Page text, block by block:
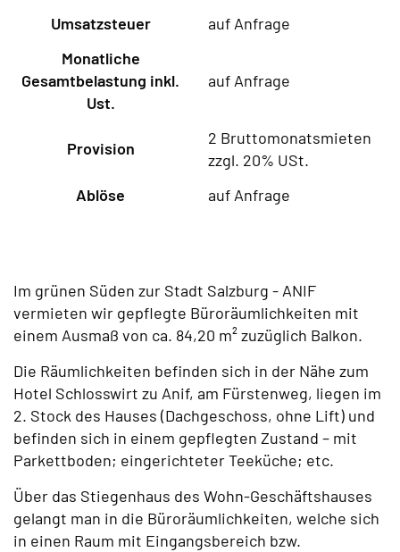
Umsatzsteuer
auf Anfrage
Monatliche
Gesamtbelastung inkl.
Ust.
auf Anfrage
Provision
2 Bruttomonatsmieten
zzgl. 20% USt.
Ablöse
auf Anfrage
Im grünen Süden zur Stadt Salzburg - ANIF
vermieten wir gepflegte Büroräumlichkeiten mit
einem Ausmaß von ca. 84,20 m² zuzüglich Balkon.
Die Räumlichkeiten befinden sich in der Nähe zum
Hotel Schlosswirt zu Anif, am Fürstenweg, liegen im
2. Stock des Hauses (Dachgeschoss, ohne Lift) und
befinden sich in einem gepflegten Zustand – mit
Parkettboden; eingerichteter Teeküche; etc.
Über das Stiegenhaus des Wohn-Geschäftshauses
gelangt man in die Büroräumlichkeiten, welche sich
in einen Raum mit Eingangsbereich bzw.